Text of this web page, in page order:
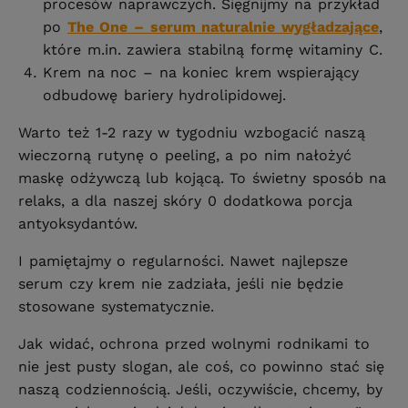
procesów naprawczych. Sięgnijmy na przykład
po The One – serum naturalnie wygładzające,
które m.in. zawiera stabilną formę witaminy C.
Krem na noc – na koniec krem wspierający
odbudowę bariery hydrolipidowej.
Warto też 1-2 razy w tygodniu wzbogacić naszą
wieczorną rutynę o peeling, a po nim nałożyć
maskę odżywczą lub kojącą. To świetny sposób na
relaks, a dla naszej skóry 0 dodatkowa porcja
antyoksydantów.
I pamiętajmy o regularności. Nawet najlepsze
serum czy krem nie zadziała, jeśli nie będzie
stosowane systematycznie.
Jak widać, ochrona przed wolnymi rodnikami to
nie jest pusty slogan, ale coś, co powinno stać się
naszą codziennością. Jeśli, oczywiście, chcemy, by